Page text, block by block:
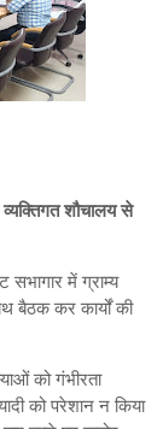
शौचालय से
में ग्राम्य
बैठक कर कार्यों की
को गंभीरता
को परेशान न किया